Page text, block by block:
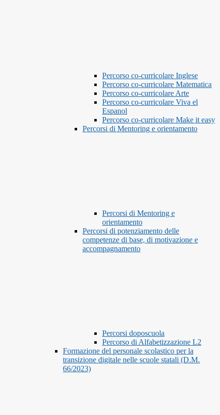
Percorso co-curricolare Inglese
Percorso co-curricolare Matematica
Percorso co-curricolare Arte
Percorso co-curricolare Viva el
Espanol
Percorso co-curricolare Make it easy
Percorsi di Mentoring e orientamento
Percorsi di Mentoring e
orientamento
Percorsi di potenziamento delle
competenze di base, di motivazione e
accompagnamento
Percorsi doposcuola
Percorso di Alfabetizzazione L2
Formazione del personale scolastico per la
transizione digitale nelle scuole statali (D.M.
66/2023)